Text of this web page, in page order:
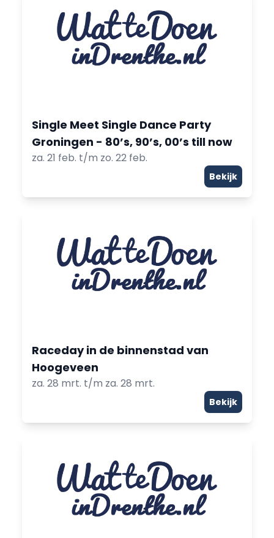
Single Meet Single Dance Party
Groningen - 80’s, 90’s, 00’s till now
za. 21 feb. t/m zo. 22 feb.
Bekijk
Raceday in de binnenstad van
Hoogeveen
za. 28 mrt. t/m za. 28 mrt.
Bekijk